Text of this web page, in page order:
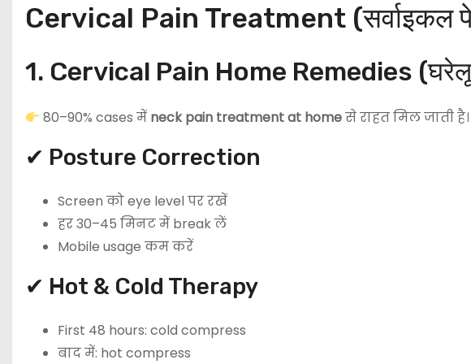
Cervical Pain Treatment (सर्वाइकल
1. Cervical Pain Home Remedies (घरेलू
80–90% cases में neck pain treatment at homeसे राहत मिल जाती है।
✔ Posture Correction
Screen को eye level पर रखें
हर 30–45 मिनट में break लें
Mobile usage कम करें
✔ Hot & Cold Therapy
First 48 hours: cold compress
बाद में: hot compress